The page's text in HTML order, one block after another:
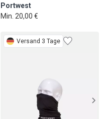
Portwest
Min. 20,00 €
Versand 3 Tage